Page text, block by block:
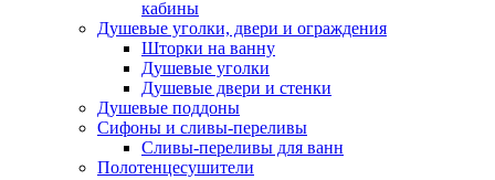
кабины
Душевые уголки, двери и ограждения
Шторки на ванну
Душевые уголки
Душевые двери и стенки
Душевые поддоны
Сифоны и сливы-переливы
Сливы-переливы для ванн
Полотенцесушители